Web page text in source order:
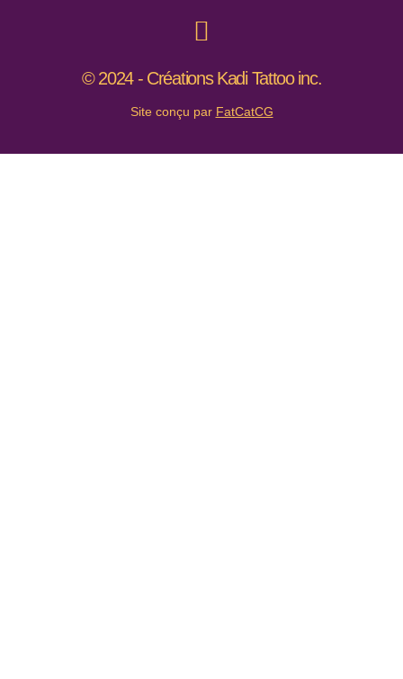
© 2024 - Créations Kadi Tattoo inc.
Site conçu par FatCatCG